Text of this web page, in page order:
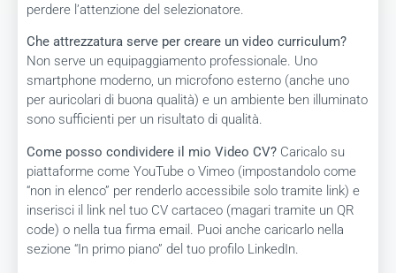
perdere l’attenzione del selezionatore.
Che attrezzatura serve per creare un video curriculum?
Non serve un equipaggiamento professionale. Uno
smartphone moderno, un microfono esterno (anche uno
per auricolari di buona qualità) e un ambiente ben illuminato
sono sufficienti per un risultato di qualità.
Come posso condividere il mio Video CV? Caricalo su
piattaforme come YouTube o Vimeo (impostandolo come
“non in elenco” per renderlo accessibile solo tramite link) e
inserisci il link nel tuo CV cartaceo (magari tramite un QR
code) o nella tua firma email. Puoi anche caricarlo nella
sezione “In primo piano” del tuo profilo LinkedIn.